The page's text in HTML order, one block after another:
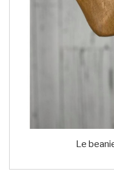
Le